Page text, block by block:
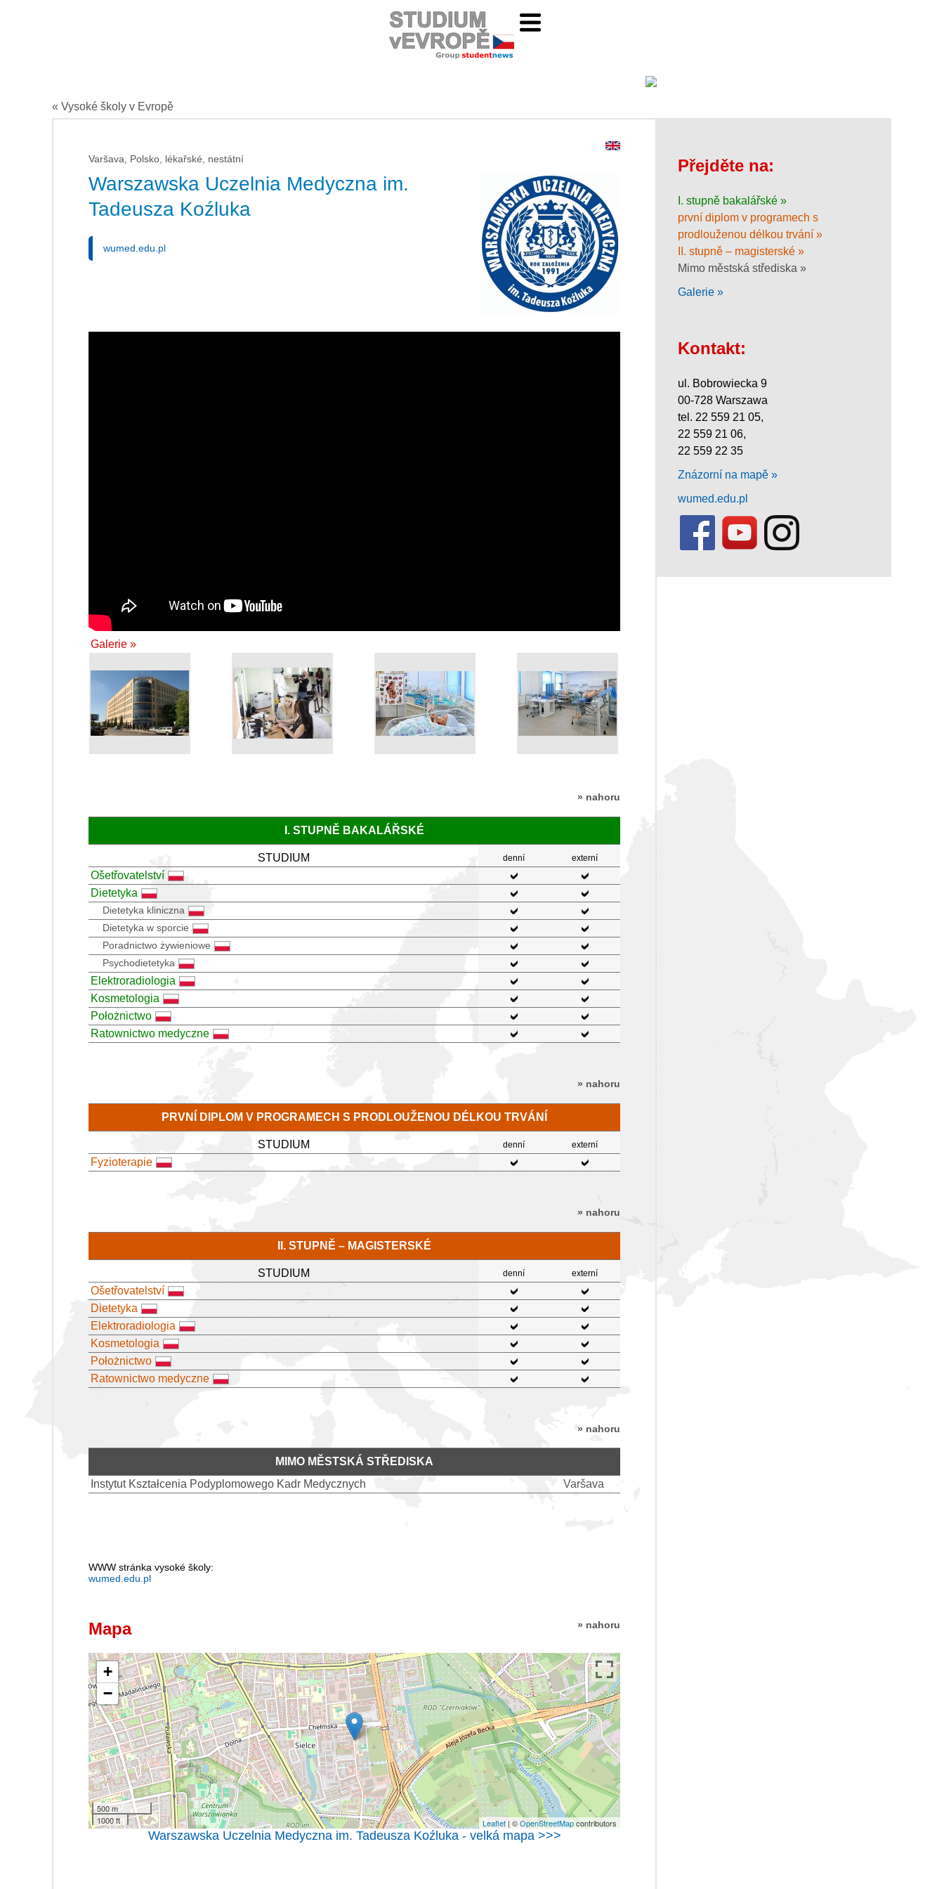
« Vysoké školy v Evropě
Varšava, Polsko, lékařské, nestátní
Warszawska Uczelnia Medyczna im.
Tadeusza Koźluka
wumed.edu.pl
Galerie »
» nahoru
I. STUPNĚ BAKALÁŘSKÉ
STUDIUM denní externí
Ošetřovatelství
Dietetyka
Dietetyka kliniczna
Dietetyka w sporcie
Poradnictwo żywieniowe
Psychodietetyka
Elektroradiologia
Kosmetologia
Położnictwo
Ratownictwo medyczne
» nahoru
PRVNÍ DIPLOM V PROGRAMECH S PRODLOUŽENOU DÉLKOU TRVÁNÍ
STUDIUM denní externí
Fyzioterapie
» nahoru
II. STUPNĚ – MAGISTERSKÉ
STUDIUM denní externí
Ošetřovatelství
Dietetyka
Elektroradiologia
Kosmetologia
Położnictwo
Ratownictwo medyczne
» nahoru
MIMO MĚSTSKÁ STŘEDISKA
Instytut Kształcenia Podyplomowego Kadr Medycznych
Varšava
WWW stránka vysoké školy:
wumed.edu.pl
» nahoru
Mapa
+
−
500 m
1000 ft
Leaflet | ©OpenStreetMapcontributors
Warszawska Uczelnia Medyczna im. Tadeusza Koźluka - velká mapa >>>
Přejděte na:
I. stupně bakalářské »
první diplom v programech s
prodlouženou délkou trvání »
II. stupně – magisterské »
Mimo městská střediska »
Galerie »
Kontakt:
ul. Bobrowiecka 9
00-728 Warszawa
tel. 22 559 21 05,
22 559 21 06,
22 559 22 35
Znázorní na mapě »
wumed.edu.pl